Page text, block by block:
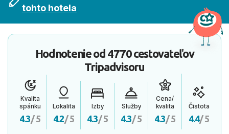
tohto hotela
Hodnotenie od 4770 cestovateľov
Tripadvisoru
Kvalita
spánku
4.3/ 5
Lokalita
4.2/ 5
Izby
4.3/ 5
Služby
4.3/ 5
Cena/
kvalita
4.3/ 5
Čistota
4.4/ 5